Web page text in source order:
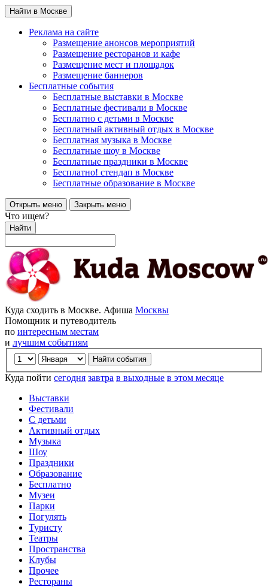
Найти в Москве
Реклама на сайте
Размещение анонсов мероприятий
Размещение ресторанов и кафе
Размещение мест и площадок
Размещение баннеров
Бесплатные события
Бесплатные выставки в Москве
Бесплатные фестивали в Москве
Бесплатно с детьми в Москве
Бесплатный активный отдых в Москве
Бесплатная музыка в Москве
Бесплатные шоу в Москве
Бесплатные праздники в Москве
Бесплатно! стендап в Москве
Бесплатные образование в Москве
Открыть меню Закрыть меню
Что ищем?
Найти
Куда сходить в Москве. Афиша Москвы
Помощник и путеводитель
по интересным местам
и лучшим событиям
Куда пойти сегодня завтра в выходные в этом месяце
Выставки
Фестивали
С детьми
Активный отдых
Музыка
Шоу
Праздники
Образование
Бесплатно
Музеи
Парки
Погулять
Туристу
Театры
Пространства
Клубы
Прочее
Рестораны